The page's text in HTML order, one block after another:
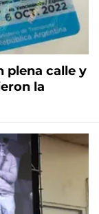
plena calle y
la